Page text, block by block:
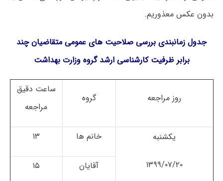
بدون عکس معذوریم.
جدول زمانبندی بررسی صلاحیت های عمومی متقاضیان چند
برابر ظرفیت کارشناسی ارشد گروه وزارت بهداشت
روز مراجعه​ گروه
ساعت دقیق
مراجعه
یکشنبه
۱۳۹۹/۰۷/۲۰
خانم ها ۱۳
آقایان ۱۵